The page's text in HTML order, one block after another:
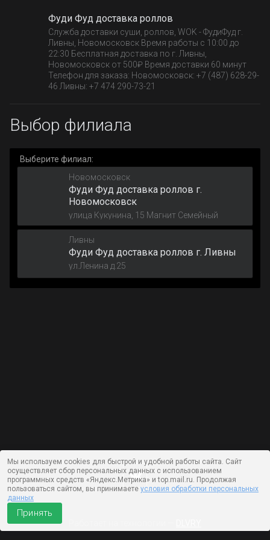
Фуди Фуд доставка роллов
Служба доставки суши, роллов, WOK - ФудиФуд г.
Ливны, Новомосковск Время работы с 10:00 до
22:30 Бесплатная доставка по г. Ливны,
Новомосковск от 500₽ Время доставки 60 минут
Телефон для заказа: Новомосковск: +7 (487) 628-29-
46 Ливны: +7 474 290-73-21
Выбор филиала
Выберите филиал:
Новомосковск
Фуди Фуд доставка роллов г.
Новомосковск
улица Кукунина, 15 Магнит Семейный
Ливны
Фуди Фуд доставка роллов г. Ливны
ул.Ленина д.25
Мы используем cookies для быстрой и удобной работы сайта. Сайт
осуществляет сбор персональных данных с использованием
программных средств «Яндекс.Метрика» и top.mail.ru. Продолжая
пользоваться сайтом, вы принимаете условия обработки персональных
данных
Принять